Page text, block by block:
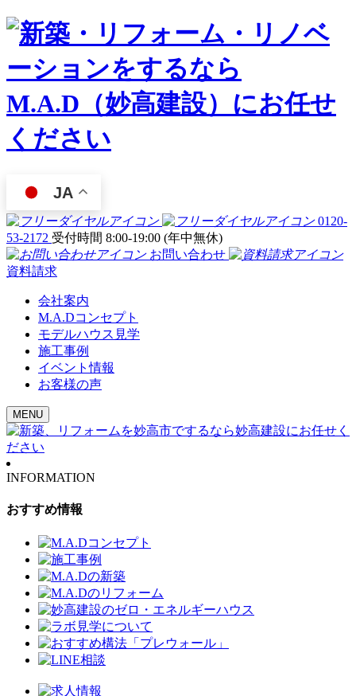
JA
0120-
53-2172 受付時間 8:00-19:00 (年中無休)
お問い合わせ
資料請求
会社案内
M.A.Dコンセプト
モデルハウス見学
施工事例
イベント情報
お客様の声
MENU
INFORMATION
おすすめ情報